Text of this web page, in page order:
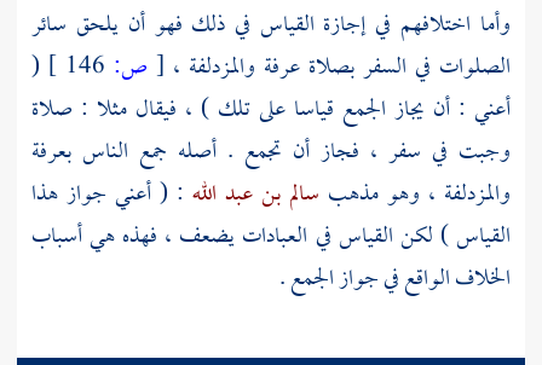
وأما اختلافهم في إجازة القياس في ذلك فهو أن يلحق سائر
الصلوات في السفر بصلاةعرفة والمزدلفة ، [ ص:
(
أعني : أن يجاز الجمع قياسا على تلك ) ، فيقال مثلا : صلاة
وجبت في سفر ، فجاز أن تجمع . أصله جمع الناس بعرفة
والمزدلفة ، وهو مذهب سالم بن عبد الله : ( أعني جواز هذا
القياس ) لكن القياس في العبادات يضعف ، فهذه هي أسباب
الخلاف الواقع في جواز الجمع .